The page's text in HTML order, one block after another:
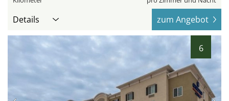
Details zum Angebot
6